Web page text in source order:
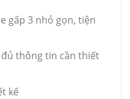
gấp 3 nhỏ gọn, tiện
thông tin cần thiết
kế